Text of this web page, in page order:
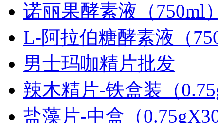
诺丽果酵素液（750ml
L-阿拉伯糖酵素液（
男士玛咖精片批发
辣木精片-铁盒装（
盐藻片-中盒（